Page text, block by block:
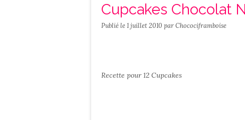
Cupcakes Chocolat
Publié le1 juillet 2010 par Chocociframboise
Recette pour 12 Cupcakes